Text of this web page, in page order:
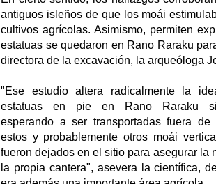
antiguos isleños de que los moái
cultivos agrícolas. Asimismo, permiten
estatuas se quedaron en Rano Raraku
directora de la excavación, la arqueóloga
"Ese estudio altera radicalmente la
estatuas en pie en Rano Raraku
esperando a ser transportadas fuera
estos y probablemente otros moái
fueron dejados en el sitio para asegurar la
la propia cantera", asevera la científica,